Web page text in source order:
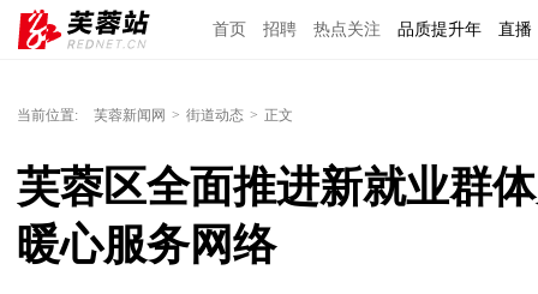
首页 招聘 热点关注 品质提升年 直播
当前位置: 芙蓉新闻网 > 街道动态 > 正文
芙蓉区全面推进新就业群
暖心服务网络